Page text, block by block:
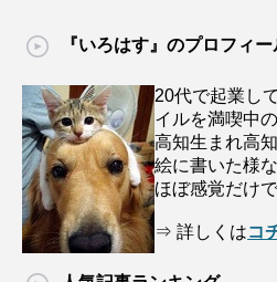
『いろはす』のプロフィー
20代で起業し
イルを満喫中
高知生まれ高
絵に書いた様な
ほぼ感覚だけ
⇒ 詳しくはコ